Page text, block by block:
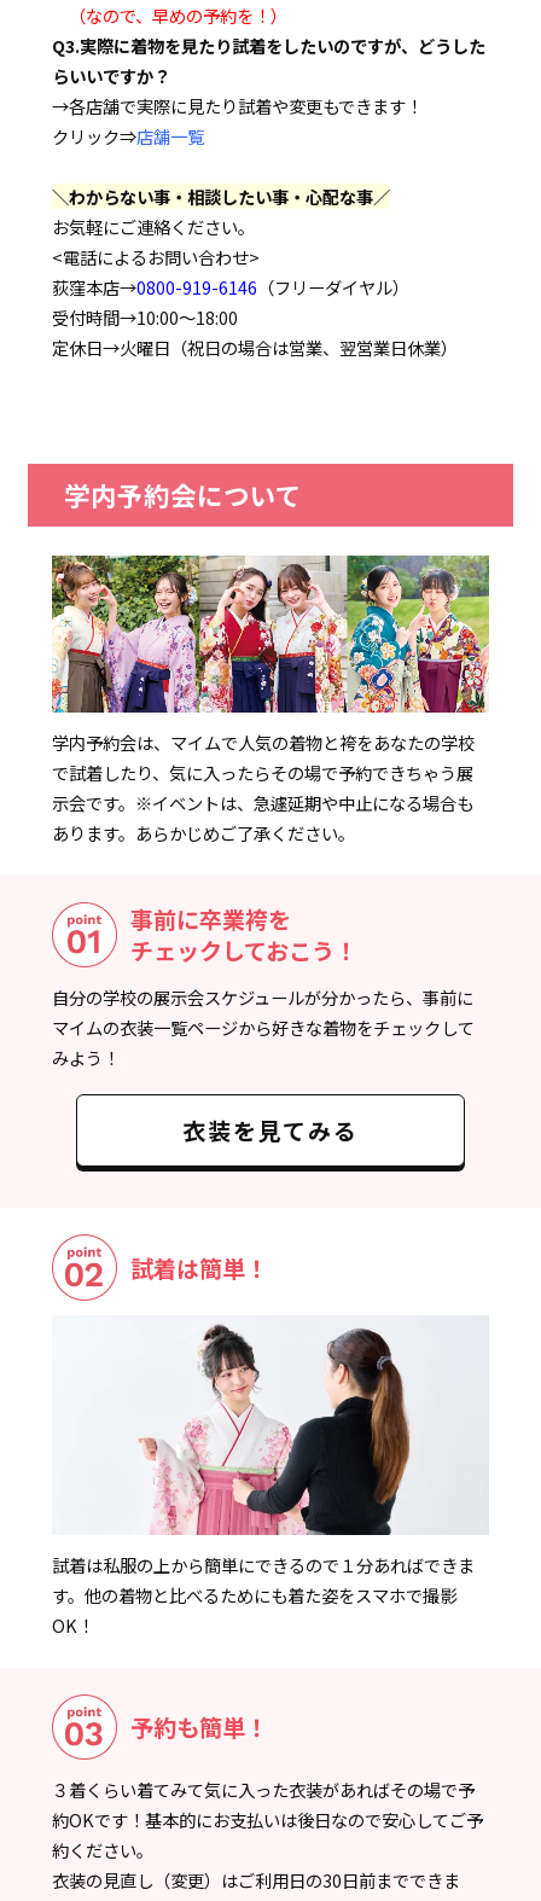
（なので、早めの予約を！）
Q3.実際に着物を見たり試着をしたいのですが、どうした
らいいですか？
→各店舗で実際に見たり試着や変更もできます！
クリック⇒店舗一覧
＼わからない事・相談したい事・心配な事／
お気軽にご連絡ください。
<電話によるお問い合わせ>
荻窪本店→0800-919-6146 （フリーダイヤル）
受付時間→10:00～18:00
定休日→火曜日（祝日の場合は営業、翌営業日休業）
学内予約会について
学内予約会は、マイムで人気の着物と袴をあなたの学校
で試着したり、気に入ったらその場で予約できちゃう展
示会です。 ※イベントは、急遽延期や中止になる場合も
あります。あらかじめご了承ください。
事前に卒業袴を
チェックしておこう！
自分の学校の展示会スケジュールが分かったら、事前に
マイムの衣装一覧ページから好きな着物をチェックして
みよう！
衣装を見てみる
試着は簡単！
試着は私服の上から簡単にできるので１分あればできま
す。他の着物と比べるためにも着た姿をスマホで撮影
OK！
予約も簡単！
３着くらい着てみて気に入った衣装があればその場で予
約OKです！基本的にお支払いは後日なので安心してご予
約ください。
衣装の見直し（変更）はご利用日の30日前までできま